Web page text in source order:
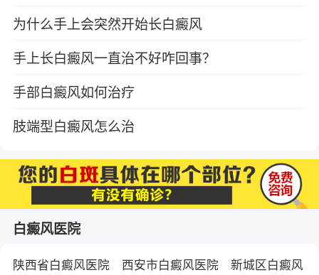
为什么手上会突然开始长白癜风
手上长白癜风一直治不好咋回事？
手部白癜风如何治疗
肢端型白癜风怎么治
白癜风医院
陕西省白癜风医院 西安市白癜风医院
新城区白癜风